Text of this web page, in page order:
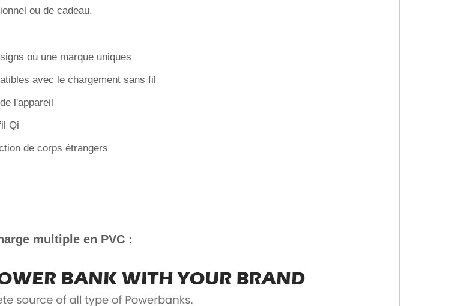
ou de cadeau.
ou une marque uniques
avec le chargement sans fil
l'appareil
Qi
de corps étrangers
multiple en PVC :